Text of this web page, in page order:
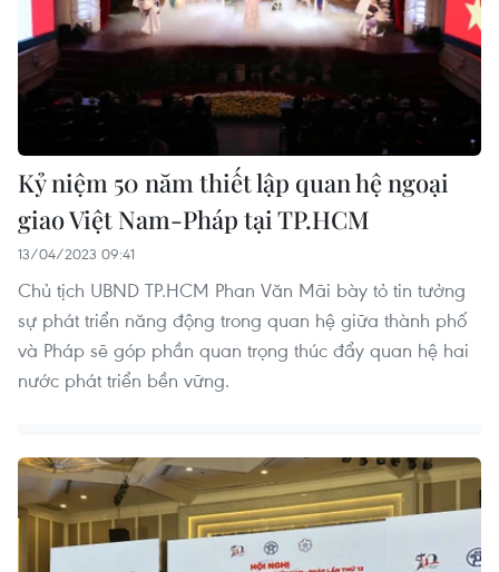
Kỷ niệm 50 năm thiết lập quan hệ ngoại
giao Việt Nam-Pháp tại TP.HCM
13/04/2023 09:41
Chủ tịch UBND TP.HCM Phan Văn Mãi bày tỏ tin tưởng
sự phát triển năng động trong quan hệ giữa thành phố
và Pháp sẽ góp phần quan trọng thúc đẩy quan hệ hai
nước phát triển bền vững.